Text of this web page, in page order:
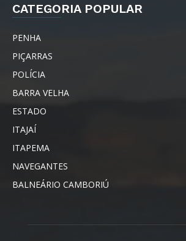
CATEGORIA POPULAR
PENHA
PIÇARRAS
POLÍCIA
BARRA VELHA
ESTADO
ITAJAÍ
ITAPEMA
NAVEGANTES
BALNEÁRIO CAMBORIÚ